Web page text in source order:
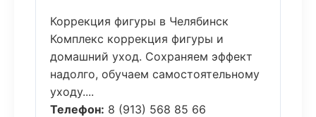
Коррекция фигуры в Челябинск
Комплекс коррекция фигуры и
домашний уход. Сохраняем эффект
надолго, обучаем самостоятельному
уходу....
Телефон: 8 (913) 568 85 66